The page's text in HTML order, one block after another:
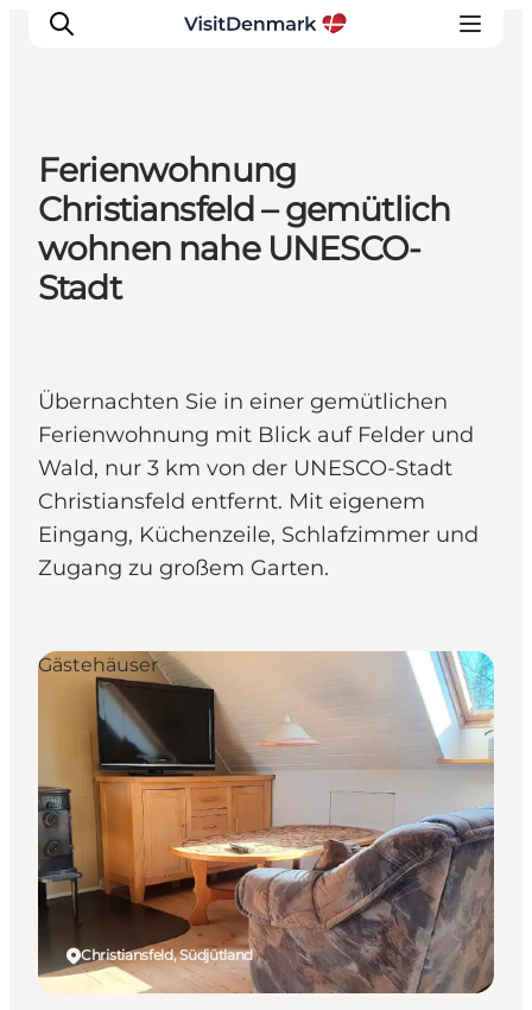
Inspiration
Regionen
Erlebnisse
Unterkünfte
Ferienwohnung
Christiansfeld – gemütlich
wohnen nahe UNESCO-
Stadt
Übernachten Sie in einer gemütlichen
Ferienwohnung mit Blick auf Felder und
Wald, nur 3 km von der UNESCO-Stadt
Christiansfeld entfernt. Mit eigenem
Eingang, Küchenzeile, Schlafzimmer und
Zugang zu großem Garten.
Christiansfeld, Südjütland
Gästehäuser